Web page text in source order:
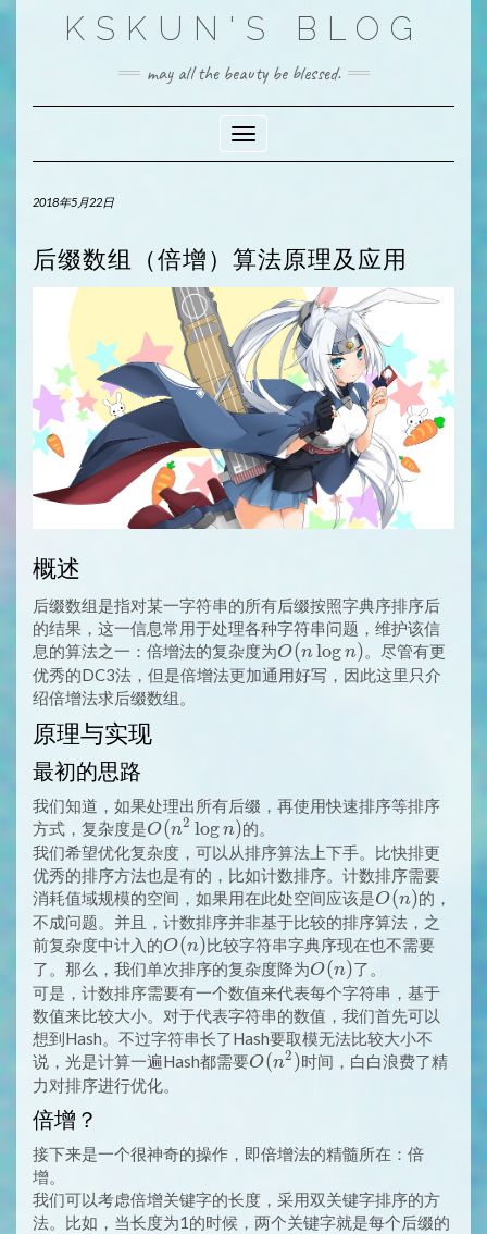
Skip
KSKUN'S BLOG
may all the beauty be blessed.
Toggle Navigation
2018年5月22日
后缀数组（倍增）算法原理及应用
概述
后缀数组是指对某一字符串的所有后缀按照字典序排序后
的结果，这一信息常用于处理各种字符串问题，维护该信
息的算法之一：倍增法的复杂度为O(n
\log
O(n log n)。尽管有更
优秀的DC3法，但是倍增法更加通用好写，因此这里只介
绍倍增法求后缀数组。
原理与实现
最初的思路
我们知道，如果处理出所有后缀，再使用快速排序等排序
方式，复杂度是O(n^2
\log
n)
O(n2 log n)的。
我们希望优化复杂度，可以从排序算法上下手。比快排更
优秀的排序方法也是有的，比如计数排序。计数排序需要
消耗值域规模的空间，如果用在此处空间应该是O(n)
O(n)的，
不成问题。并且，计数排序并非基于比较的排序算法，之
前复杂度中计入的O(n)
O(n)比较字符串字典序现在也不需要
了。那么，我们单次排序的复杂度降为O(n)
O(n)了。
可是，计数排序需要有一个数值来代表每个字符串，基于
数值来比较大小。对于代表字符串的数值，我们首先可以
想到Hash。不过字符串长了Hash要取模无法比较大小不
说，光是计算一遍Hash都需要O(n^2)
O(n2 )时间，白白浪费了精
力对排序进行优化。
倍增？
接下来是一个很神奇的操作，即倍增法的精髓所在：倍
增。
我们可以考虑倍增关键字的长度，采用双关键字排序的方
法。比如，当长度为1的时候，两个关键字就是每个后缀的